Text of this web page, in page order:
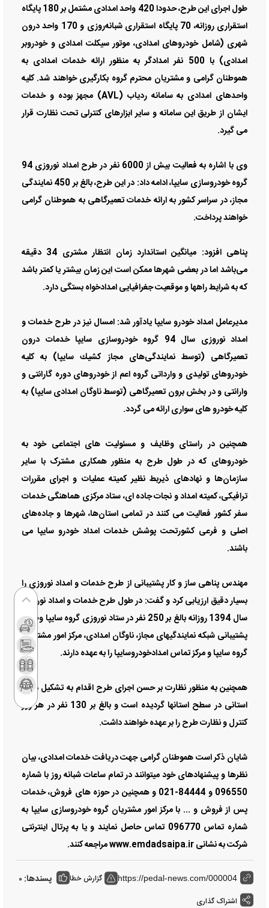
طول اجرای این طرح، حدودا 420 واحد امدادی مشتمل بر 180 پایگاه
استقراری روزانه، 70 پایگاه استقراری شبانه‌روزی و 170 واحد درون
شهری (شامل خودروهای امدادی، موتور سیکلت امدادی و خودروبر
امدادی) با 500 نفر امدادگر به منظور ارائه خدمات امدادی به
هموطنان گرامی و مشتریان محترم گروه بكارگیری خواهند شد. کلیه
واحدهای امدادی به سامانه ردیاب (AVL) مجهز بوده و خدمات
ایشان از طریق این سامانه و سایر ابزارهای کنترلی تحت نظارت قرار
می گیرد.
وی با اشاره به فعالیت بیش از 6000 نفر در طرح امداد نوروزی 94
گروه خودروسازی سایپا، ادامه داد: در این طرح، بالغ بر 450 نمایندگی
مجاز، در سراسر كشور به ارائه خدمات تعمیرگاهی به هموطنان گرامی
خواهند پرداخت.
پناهی افزود: میانگین استاندارد زمان انتظار مشتری 34 دقیقه
می‌باشد اما در بعضی شهرها ممکن است این زمان بیشتر یا کمتر باشد
که به شرایط راهها و موقعیت جغرافیایی امدادخواه بستگی دارد.
مدیرعامل امداد خودرو سایپا یادآور شد: امسال نیز در طرح خدمات و
امداد نوروزی سال 94 گروه خودروسازی سایپا خدمات درون
تعمیرگاهی (توسط نمایندگی‌های مجاز كشیك سایپا) به كلیه
خودروهای تولیدی و وارداتی گروه اعم از خودروهای دوره گارانتی و
وارانتی و در بخش برون تعمیرگاهی (توسط ناوگان امدادی سایپا) به
کلیه خودرو های سواری ارائه می گردد.
همچنین در راستای وظایف و مسئولیت های اجتماعی خود به
خودروهای که در طول طرح به منظور همکاری مشترک با سایر
سازمان‌ها و نهادهای ذیربط نظیر كمیته عملیات و اجرای مقررات
ترافیكی، كمیته امداد و نجات جاده ای، ستاد مرکزی هماهنگی خدمات
سفر کشور فعالیت می كنند در تمامی استان‌ها، شهرها و جاده‌های
اصلی و فرعی كشورتحت پوشش خدمات امداد خودرو سایپا می
باشند.
مهندس پناهی ساز و كار پشتیبانی از طرح خدمات و امداد نوروزی را
بسیار دقیق ارزیابی كرد و گفت: در طول طرح خدمات و امداد نوروزی
سال 1394 روزانه بالغ بر 250 نفر در ستاد نوروزی گروه سایپا وظیفه
پشتیبانی شبکه نمایندگیهای مجاز، ناوگان امدادی، مرکز امور مشتریان
گروه سایپا و مرکز تماس امدادخودروسایپا را به عهده دارند.
همچنین به منظور نظارت بر حسن اجرای طرح اقدام به تشكیل دفاتر
استانی در سطح استانها گردیده است و بالغ بر 130 نفر در هر روز
كنترل و نظارت طرح را بر عهده خواهند داشت.
شایان ذکر است هموطنان گرامی جهت دریافت خدمات امدادی، بیان
نظرها و پیشنهادهای خود میتوانند در تمام ساعات شبانه روز با شماره
096550 و 84444-021 و همچنین در حوزه های فروش، خدمات
پس از فروش و ... با مرکز امور مشتریان گروه خودروسازی سایپا به
شماره تماس 096770 تماس حاصل نمایند و یا به پرتال اینترنتی
شرکت به نشانی www.emdadsaipa.ir مراجعه کنند.
https://pedal-news.com/000004 گزارش خطا پسندها: 0
اشتراک گذاری